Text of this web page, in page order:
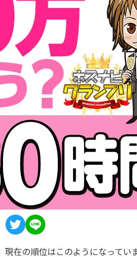
在の順位はこのようになってい